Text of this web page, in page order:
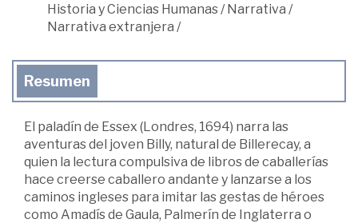
Historia y Ciencias Humanas /Narrativa /
Narrativa extranjera /
Resumen
El paladín de Essex (Londres, 1694) narra las
aventuras del joven Billy, natural de Billerecay, a
quien la lectura compulsiva de libros de caballerías
hace creerse caballero andante y lanzarse a los
caminos ingleses para imitar las gestas de héroes
como Amadís de Gaula, Palmerín de Inglaterra o